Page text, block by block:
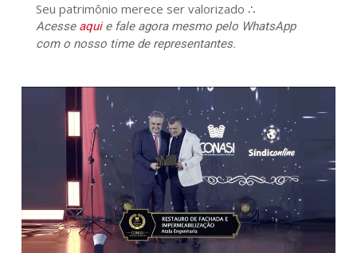
Seu patrimônio merece ser valorizado ∴
Acesse aquie fale agora mesmo pelo WhatsApp
com o nosso time de representantes.